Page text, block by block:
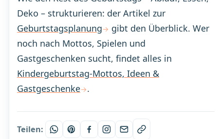
Deko – strukturieren: der Artikel zur
Geburtstagsplanung
gibt den Überblick. Wer
noch nach Mottos, Spielen und
Gastgeschenken sucht, findet alles in
Kindergeburtstag-Mottos, Ideen &
Gastgeschenke
.
Teilen: